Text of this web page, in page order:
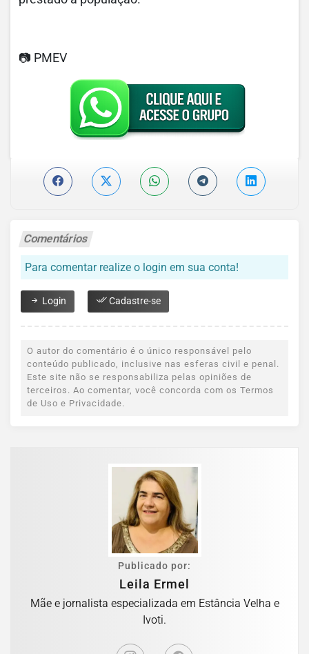
📷 PMEV
Comentários
Para comentar realize o login em sua conta!
Login Cadastre-se
O autor do comentário é o único responsável pelo
conteúdo publicado, inclusive nas esferas civil e penal.
Este site não se responsabiliza pelas opiniões de
terceiros. Ao comentar, você concorda com os Termos
de Uso e Privacidade.
Publicado por:
Leila Ermel
Mãe e jornalista especializada em Estância Velha e
Ivoti.